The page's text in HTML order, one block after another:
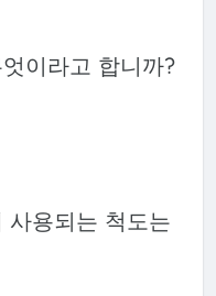
이라고 합니까?
사용되는 척도는